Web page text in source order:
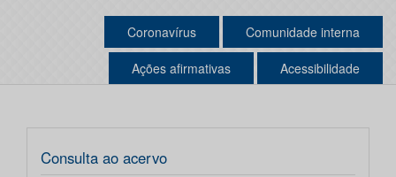
Coronavírus Comunidade interna
Ações afirmativas Acessibilidade
Consulta ao acervo